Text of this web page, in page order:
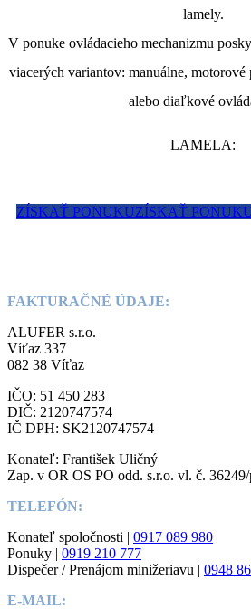
lamely.
V ponuke ovládacieho mechanizmu
viacerých variantov: manuálne,
alebo diaľkové
LAMELA:
ZÍSKAŤ PONUKUZÍSKAŤ
FAKTURAČNÉ ÚDAJE:
ALUFER s.r.o.
Víťaz 337
082 38 Víťaz
IČO: 51 450 283
DIČ: 2120747574
IČ DPH: SK2120747574
Konateľ: František Uličný
Zap. v OR OS PO odd. s.r.o. vl. č.
TELEFÓN:
Konateľ spoločnosti | 0917 089 980
Ponuky | 0919 210 777
Dispečer / Prenájom minižeriavu | 0948
E-MAIL: